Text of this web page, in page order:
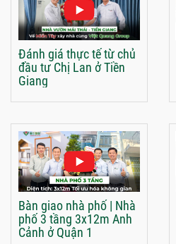
Đánh giá thực tế từ chủ
đầu tư Chị Lan ở Tiền
Giang
Bàn giao nhà phố | Nhà
phố 3 tầng 3x12m Anh
Cảnh ở Quận 1